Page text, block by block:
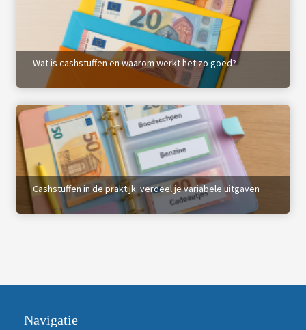
Wat is cashstuffen en waarom werkt het zo goed?
Cashstuffen in de praktijk: verdeel je variabele uitgaven
Navigatie